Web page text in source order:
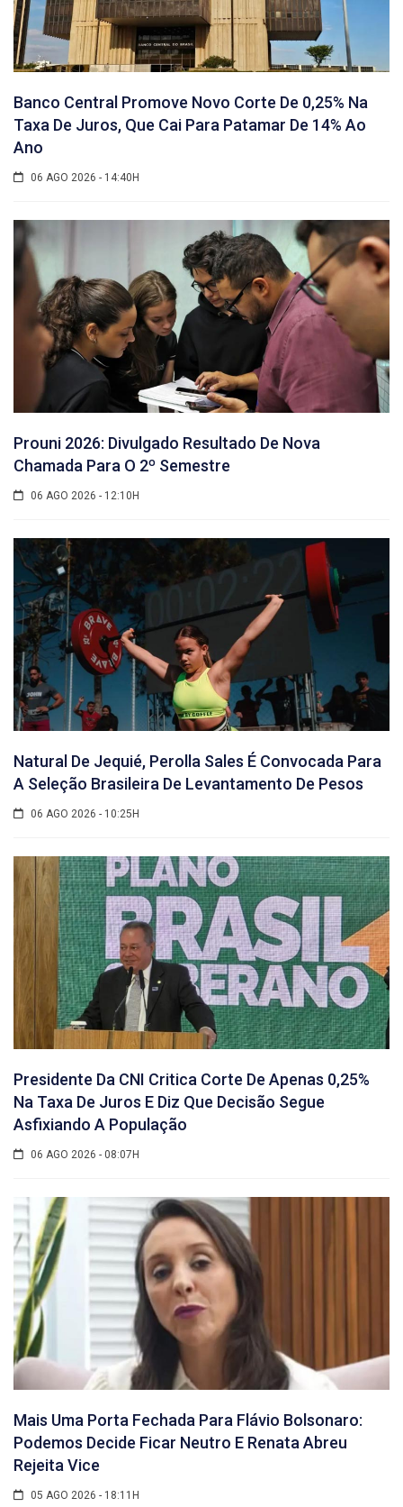
Banco Central Promove Novo Corte De 0,25% Na
Taxa De Juros, Que Cai Para Patamar De 14% Ao
Ano
06 AGO 2026 - 14:40H
Prouni 2026: Divulgado Resultado De Nova
Chamada Para O 2º Semestre
06 AGO 2026 - 12:10H
Natural De Jequié, Perolla Sales É Convocada Para
A Seleção Brasileira De Levantamento De Pesos
06 AGO 2026 - 10:25H
Presidente Da CNI Critica Corte De Apenas 0,25%
Na Taxa De Juros E Diz Que Decisão Segue
Asfixiando A População
06 AGO 2026 - 08:07H
Mais Uma Porta Fechada Para Flávio Bolsonaro:
Podemos Decide Ficar Neutro E Renata Abreu
Rejeita Vice
05 AGO 2026 - 18:11H